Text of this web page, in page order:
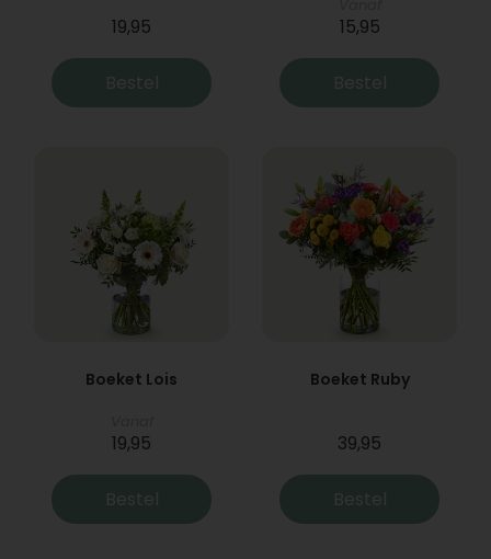
19,95
Bestel
15,95
Bestel
Boeket Lois
19,95
Bestel
Boeket Ruby
39,95
Bestel